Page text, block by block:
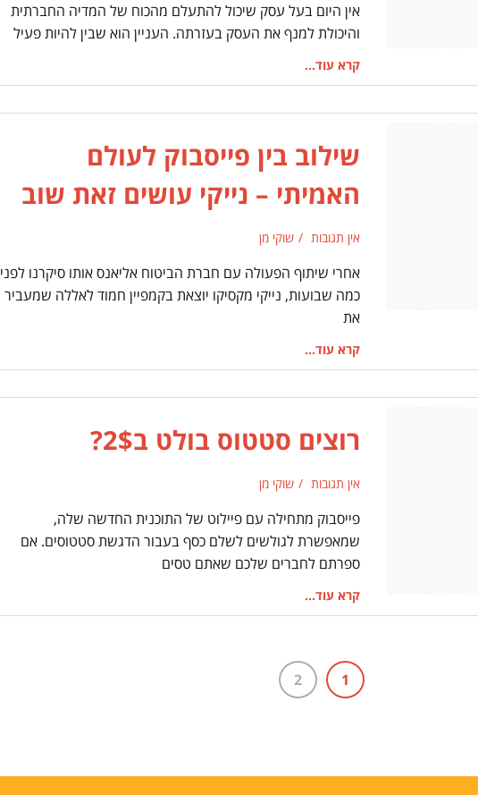
אין היום בעל עסק שיכול להתעלם מהכוח של המדיה החברתית
והיכולת למנף את העסק בעזרתה. העניין הוא שבין להיות פעיל
קרא עוד...
שילוב בין פייסבוק לעולם
האמיתי – נייקי עושים זאת שוב
אין תגובות שוקי מן
אחרי שיתוף הפעולה עם חברת הביטוח אליאנס אותו סיקרנו לפני
כמה שבועות, נייקי מקסיקו יוצאת בקמפיין חמוד לאללה שמעביר
את
קרא עוד...
רוצים סטטוס בולט ב2$?
אין תגובות שוקי מן
פייסבוק מתחילה עם פיילוט של התוכנית החדשה שלה,
שמאפשרת לגולשים לשלם כסף בעבור הדגשת סטטוסים. אם
ספרתם לחברים שלכם שאתם טסים
קרא עוד...
1
2